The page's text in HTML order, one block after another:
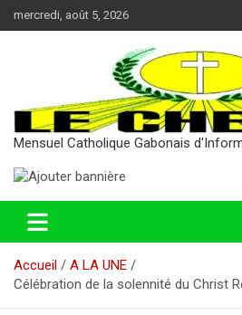
au
mercredi, août 5, 2026
Mensuel Catholique Gabonais
Accueil
A LA UNE
Célébration de la solennité du Christ